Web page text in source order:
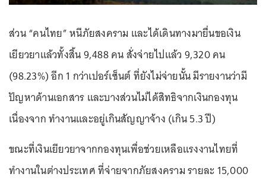
ส่วน “คนไทย” หนีภัยสงคราม และได้เดินทางมายื่นขอเงิน
เยียวยาแล้วทั้งสิ้น 9,488 คน สั่งจ่ายไปแล้ว 9,320 คน
(98.23%) อีก 1 กว่าเปอร์เซ็นต์ ที่ยังไม่จ่ายนั้น มีรายงานว่ามี
ปัญหาด้านเอกสาร และบางส่วนไม่ได้สิทธิจากเงินกองทุน
เนื่องจาก ทำงานและอยู่เกินสัญญาจ้าง (เกิน 5.3 ปี)
ขณะที่เงินเยียวยาจากกองทุนเพื่อช่วยเหลือแรงงานไทยที่
ทำงานในต่างประเทศ ที่จ่ายจากภัยสงคราม รายละ 15,000